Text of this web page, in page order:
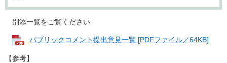
別添一覧をご覧ください
パブリックコメント提出意見一覧 [PDFファイル／64KB]
【参考】